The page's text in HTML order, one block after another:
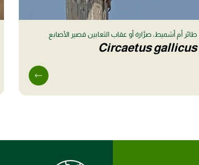
طائر أم أشميط، صرَّارة أو عقاب الثعابين قصير الأصابع
Circaetus gallicus